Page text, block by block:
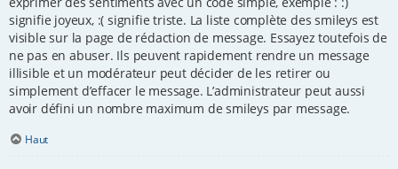
signifie joyeux, :( signifie triste. La liste complète des smileys est
visible sur la page de rédaction de message. Essayez toutefois de
ne pas en abuser. Ils peuvent rapidement rendre un message
illisible et un modérateur peut décider de les retirer ou
simplement d’effacer le message. L’administrateur peut aussi
avoir défini un nombre maximum de smileys par message.
Haut